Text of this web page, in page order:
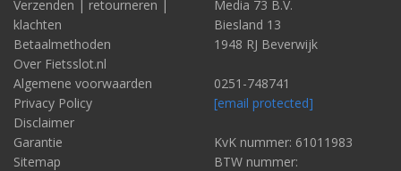
Verzenden | retourneren |
klachten
Betaalmethoden
Over Fietsslot.nl
Algemene voorwaarden
Privacy Policy
Disclaimer
Garantie
Sitemap
Media 73 B.V.
Biesland 13
1948 RJ Beverwijk
0251-748741
[email protected]
KvK nummer: 61011983
BTW nummer: